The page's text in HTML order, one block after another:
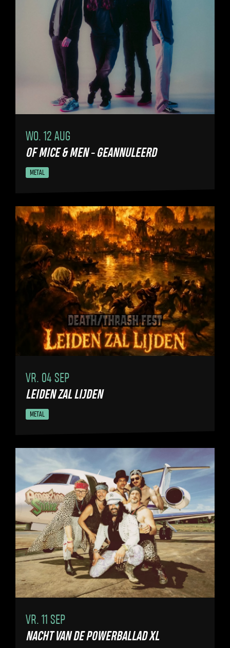
WO. 12 AUG
OF MICE & MEN - GEANNULEERD
METAL
VR. 04 SEP
LEIDEN ZAL LIJDEN
METAL
VR. 11 SEP
NACHT VAN DE POWERBALLAD XL